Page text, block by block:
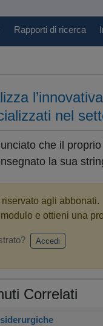
Rapporti di ricerca
nel
che il
la sua
agli abbonati.
e ottieni una
Accedi
Correlati